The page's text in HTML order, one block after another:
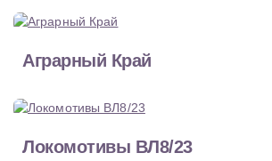
Аграрный Край
Локомотивы ВЛ8/23